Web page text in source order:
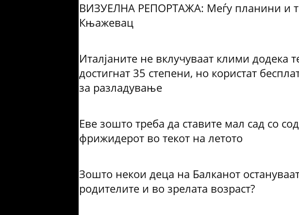
ВИЗУЕЛНА РЕПОРТАЖА: Меѓу планини и
Књажевац
Италјаните не вклучуваат клими додека
достигнат 35 степени, но користат
за разладување
Еве зошто треба да ставите мал сад со
фрижидерот во текот на летото
Зошто некои деца на Балканот
родителите и во зрелата возраст?